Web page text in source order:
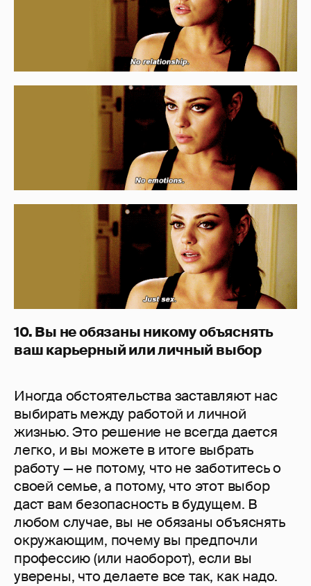
10. Вы не обязаны никому объяснять
ваш карьерный или личный выбор
Иногда обстоятельства заставляют нас
выбирать между работой и личной
жизнью. Это решение не всегда дается
легко, и вы можете в итоге выбрать
работу — не потому, что не заботитесь о
своей семье, а потому, что этот выбор
даст вам безопасность в будущем. В
любом случае, вы не обязаны объяснять
окружающим, почему вы предпочли
профессию (или наоборот), если вы
уверены, что делаете все так, как надо.